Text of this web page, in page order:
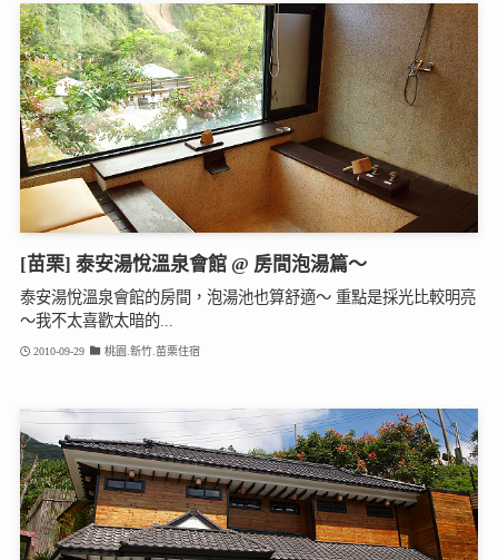
[苗栗] 泰安湯悅溫泉會館 @ 房間泡湯篇～
泰安湯悅溫泉會館的房間，泡湯池也算舒適～ 重點是採光比較明亮
～我不太喜歡太暗的...
2010-09-29 桃園.新竹.苗栗住宿